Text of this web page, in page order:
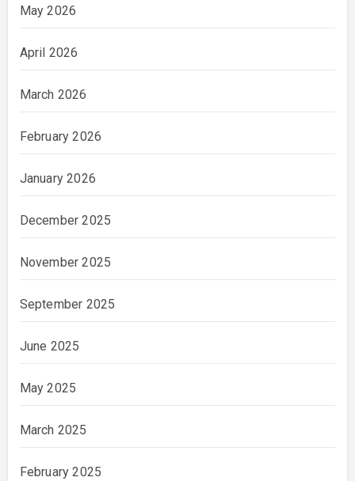
May 2026
April 2026
March 2026
February 2026
January 2026
December 2025
November 2025
September 2025
June 2025
May 2025
March 2025
February 2025